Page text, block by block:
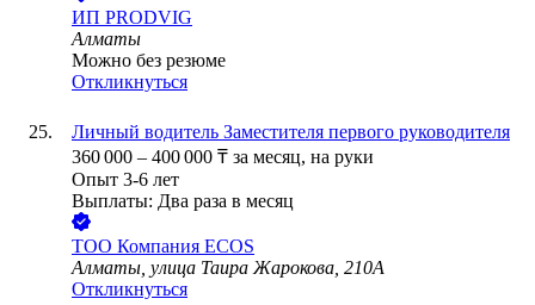
ИП PRODVIG
Алматы
Можно без резюме
Откликнуться
Личный водитель Заместителя первого руководителя
360 000 – 400 000 ₸ за месяц, на руки
Опыт 3-6 лет
Выплаты: Два раза в месяц
ТОО Компания ECOS
Алматы, улица Таира Жарокова, 210А
Откликнуться